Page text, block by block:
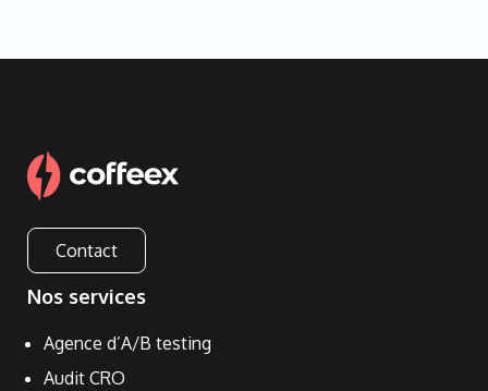
Contact
Nos services
Agence d’A/B testing
Audit CRO